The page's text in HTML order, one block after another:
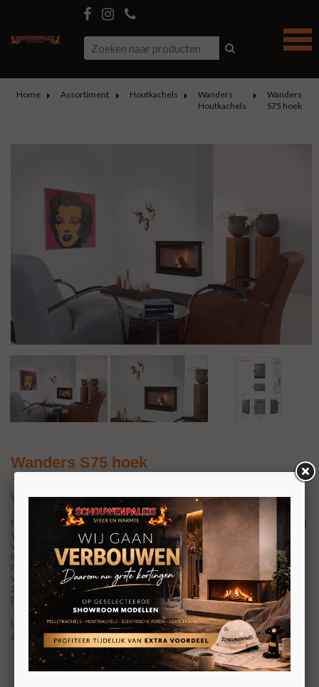
Home Assortiment Houtkachels
Wanders
Houtkachels
Wanders
S75 hoek
Wanders S75 hoek
Wanders S75 hoek hout inzethaard
Met deze nieuwe "S" hoekhaard vernieuwd en ontwikkeld
Wanders weer door in het segment hout inzethaarden
waar ze al jaren een leidende partij in zijn. Deze hoek
inzethaarden zijn stijlvol en stijlloos tegelijk. Ze hebben
namelijk een unieke doorlopende ruit meegekregen
waardoor je niet meer tegen de stijlen van de hoek aan
zit te kijken en juist een compleet zicht heb op het
prachtige vuur in deze Wanders houtkachel.
U heeft de mogelijkheid om een sierlijst bij te bestellen,
zie extra's voor de meerprijs.